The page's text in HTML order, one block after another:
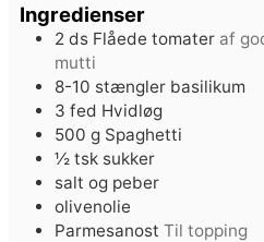
Ingredienser
2 ds Flåede tomater af
mutti
8-10 stængler basilikum
3 fed Hvidløg
500 g Spaghetti
½ tsk sukker
salt og peber
olivenolie
Parmesanost Til topping